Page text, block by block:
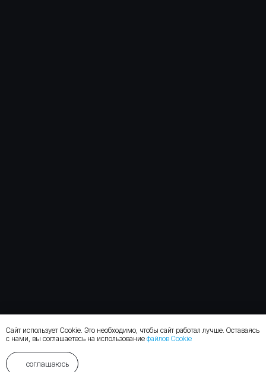
Сайт использует Cookie. Это необходимо, чтобы сайт работал лучше. Оставаясь
с нами, вы соглашаетесь на использование файлов Cookie
соглашаюсь